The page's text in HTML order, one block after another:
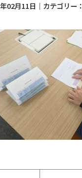
02月11日｜カテゴリー：